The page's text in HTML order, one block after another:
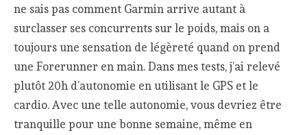
ne sais pas comment Garmin arrive autant à
surclasser ses concurrents sur le poids, mais on a
toujours une sensation de légèreté quand on prend
une Forerunner en main. Dans mes tests, j’ai relevé
plutôt 20h d’autonomie en utilisant le GPS et le
cardio. Avec une telle autonomie, vous devriez être
tranquille pour une bonne semaine, même en